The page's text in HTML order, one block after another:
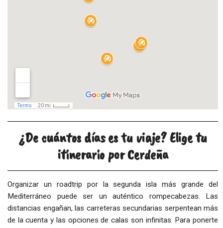
¿De cuántos días es tu viaje? Elige tu
itinerario por Cerdeña
Organizar un roadtrip por la segunda isla más grande del
Mediterráneo puede ser un auténtico rompecabezas. Las
distancias engañan, las carreteras secundarias serpentean más
de la cuenta y las opciones de calas son infinitas. Para ponerte